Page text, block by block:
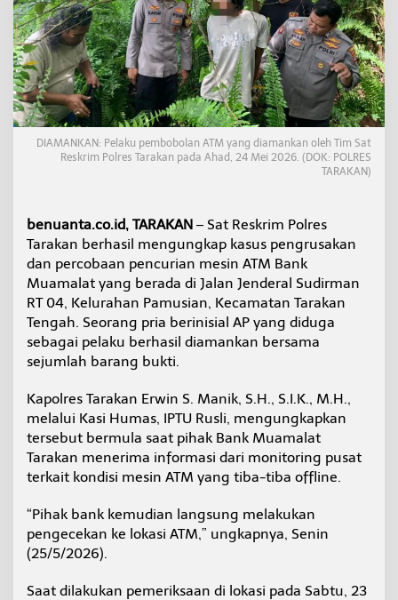
a
n
D
i
b
o
l
P
a
G
e
r
n
d
a
,
P
e
a
k
u
e
s
d
i
P
DIAMANKAN: Pelaku pembobolan ATM yang diamankan oleh Tim Sat
Reskrim Polres Tarakan pada Ahad, 24 Mei 2026. (DOK: POLRES
TARAKAN)
benuanta.co.id, TARAKAN – Sat Reskrim Polres
Tarakan berhasil mengungkap kasus pengrusakan
dan percobaan pencurian mesin ATM Bank
Muamalat yang berada di Jalan Jenderal Sudirman
RT 04, Kelurahan Pamusian, Kecamatan Tarakan
Tengah. Seorang pria berinisial AP yang diduga
sebagai pelaku berhasil diamankan bersama
sejumlah barang bukti.
Kapolres Tarakan Erwin S. Manik, S.H., S.I.K., M.H.,
melalui Kasi Humas, IPTU Rusli, mengungkapkan
tersebut bermula saat pihak Bank Muamalat
Tarakan menerima informasi dari monitoring pusat
terkait kondisi mesin ATM yang tiba-tiba offline.
“Pihak bank kemudian langsung melakukan
pengecekan ke lokasi ATM,” ungkapnya, Senin
(25/5/2026).
Saat dilakukan pemeriksaan di lokasi pada Sabtu, 23